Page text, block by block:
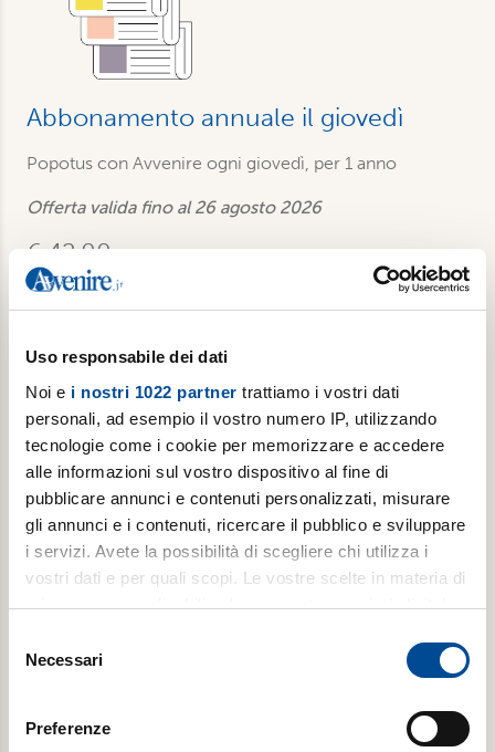
Uso responsabile dei dati
Noi e i nostri 1022 partner trattiamo i vostri dati
personali, ad esempio il vostro numero IP, utilizzando
tecnologie come i cookie per memorizzare e accedere
alle informazioni sul vostro dispositivo al fine di
pubblicare annunci e contenuti personalizzati, misurare
gli annunci e i contenuti, ricercare il pubblico e sviluppare
i servizi. Avete la possibilità di scegliere chi utilizza i
vostri dati e per quali scopi. Le vostre scelte in materia di
privacy sono applicabili solo su questa proprietà digitale
modificare o revocare il proprio consenso in qualsiasi
momento dalla Dichiarazione sui cookie o facendo clic
delNecessari
Preferenze
Abbonamento annuale il giovedì
Popotus con Avvenire ogni giovedì, per 1 anno
Offerta valida fino al 26 agosto 2026
€ 42,00
€ 78,00
Abbonamento scuola il giovedì
nella pausa estiva)
€ 66,00